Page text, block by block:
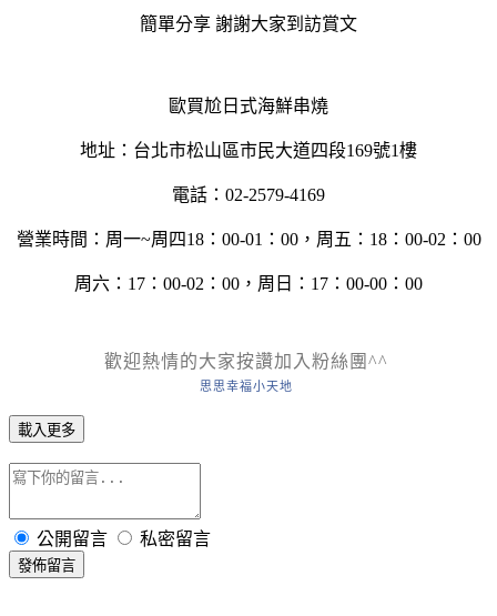
簡單分享 謝謝大家到訪賞文
歐買尬日式海鮮串燒
地址：台北市松山區市民大道四段169號1樓
電話：02-2579-4169
營業時間：周一~周四18：00-01：00，周五：18：00-02：00
周六：17：00-02：00，周日：17：00-00：00
歡迎熱情的大家按讚加入粉絲團^^
思思幸福小天地
載入更多
公開留言 私密留言
發佈留言